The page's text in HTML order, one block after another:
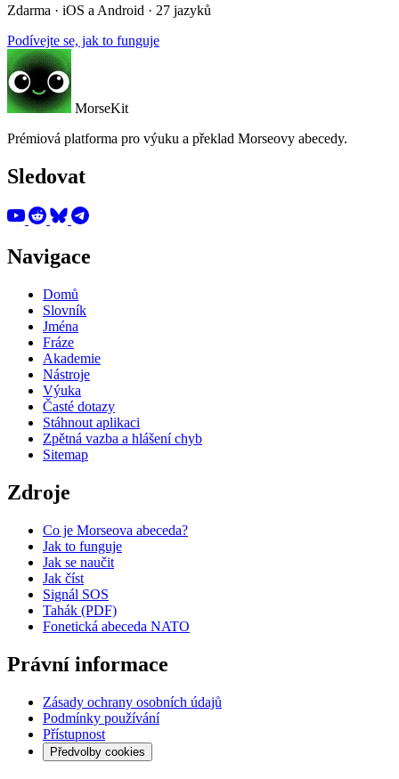
Zdarma · iOS a Android · 27 jazyků
Podívejte se, jak to funguje
MorseKit
Prémiová platforma pro výuku a překlad Morseovy abecedy.
Sledovat
Navigace
Domů
Slovník
Jména
Fráze
Akademie
Nástroje
Výuka
Časté dotazy
Stáhnout aplikaci
Zpětná vazba a hlášení chyb
Sitemap
Zdroje
Co je Morseova abeceda?
Jak to funguje
Jak se naučit
Jak číst
Signál SOS
Tahák (PDF)
Fonetická abeceda NATO
Právní informace
Zásady ochrany osobních údajů
Podmínky používání
Přístupnost
Předvolby cookies